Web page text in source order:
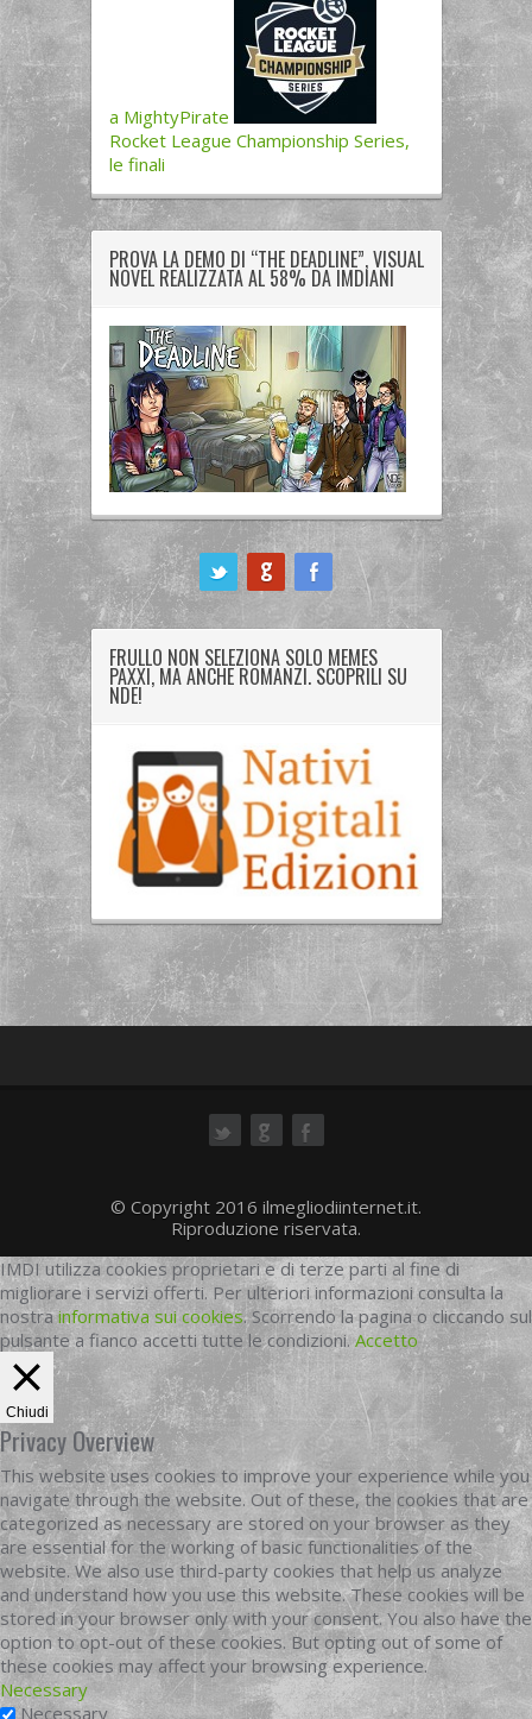
a MightyPirate
Rocket League Championship Series,
le finali
PROVA LA DEMO DI “THE DEADLINE”, VISUAL
NOVEL REALIZZATA AL 58% DA IMDIANI
FRULLO NON SELEZIONA SOLO MEMES
PAXXI, MA ANCHE ROMANZI. SCOPRILI SU
NDE!
© Copyright 2016 ilmegliodiinternet.it.
Riproduzione riservata.
IMDI utilizza cookies proprietari e di terze parti al fine di
migliorare i servizi offerti. Per ulteriori informazioni consulta la
nostrainformativa sui cookies. Scorrendo la pagina o cliccando sul
pulsante a fianco accetti tutte le condizioni.Accetto
Chiudi
Privacy Overview
This website uses cookies to improve your experience while you
navigate through the website. Out of these, the cookies that are
categorized as necessary are stored on your browser as they
are essential for the working of basic functionalities of the
website. We also use third-party cookies that help us analyze
and understand how you use this website. These cookies will be
stored in your browser only with your consent. You also have the
option to opt-out of these cookies. But opting out of some of
these cookies may affect your browsing experience.
Necessary
Necessary